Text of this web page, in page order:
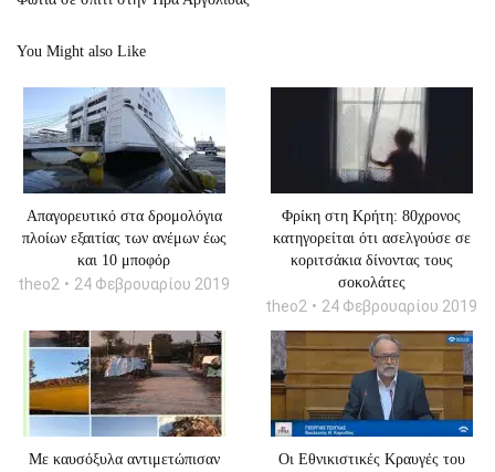
You Might also Like
Απαγορευτικό στα δρομολόγια
πλοίων εξαιτίας των ανέμων έως
και 10 μποφόρ
theo2 24 Φεβρουαρίου 2019
Φρίκη στη Κρήτη: 80χρονος
κατηγορείται ότι ασελγούσε σε
κοριτσάκια δίνοντας τους
σοκολάτες
theo2 24 Φεβρουαρίου 2019
Με καυσόξυλα αντιμετώπισαν Οι Εθνικιστικές Κραυγές του